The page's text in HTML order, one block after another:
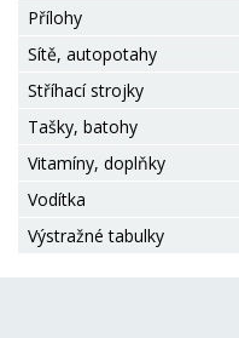
Přílohy
Sítě, autopotahy
Stříhací strojky
Tašky, batohy
Vitamíny, doplňky
Vodítka
Výstražné tabulky